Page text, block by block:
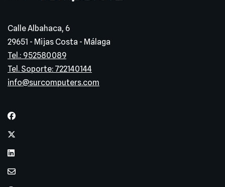
Calle Albahaca, 6
29651 - Mijas Costa - Málaga
Tel.: 952580089
Tel. Soporte: 722140144
info@surcomputers.com